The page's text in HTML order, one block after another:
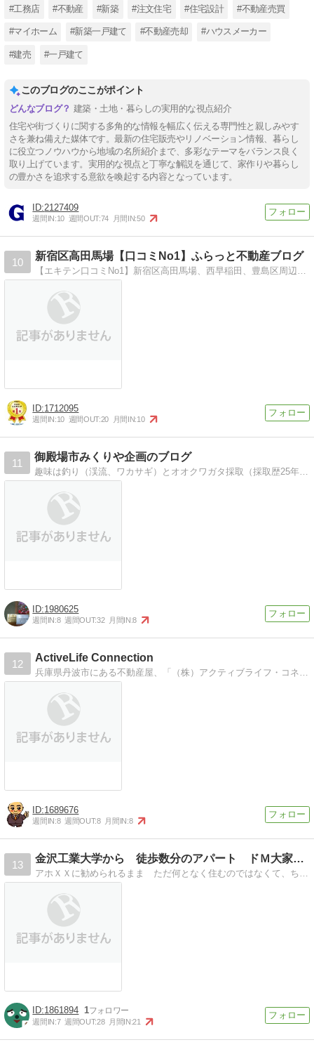
#工務店 #不動産 #新築 #注文住宅 #住宅設計 #不動産売買
#マイホーム #新築一戸建て #不動産売却 #ハウスメーカー
#建売 #一戸建て
このブログのここがポイント
建築・土地・暮らしの実用的な視点紹介
住宅や街づくりに関する多角的な情報を幅広く伝える専門性と親しみやす
さを兼ね備えた媒体です。最新の住宅販売やリノベーション情報、暮らし
に役立つノウハウから地域の名所紹介まで、多彩なテーマをバランス良く
取り上げています。実用的な視点と丁寧な解説を通じて、家作りや暮らし
の豊かさを追求する意欲を喚起する内容となっています。
2127409
週間IN:10 週間OUT:74 月間IN:50
10
新宿区高田馬場【口コミNo1】ふらっと不動産ブログ
1712095
週間IN:10 週間OUT:20 月間IN:10
11
御殿場市みくりや企画のブログ
趣味は釣り（渓流、ワカサギ）とオオクワガタ採取（採取歴25年）転職歴１０社以上の人生経験豊富な（？）店長のブログです。
1980625
週間IN:8 週間OUT:32 月間IN:8
12
ActiveLife Connection
1689676
週間IN:8 週間OUT:8 月間IN:8
13
金沢工業大学から 徒歩数分のアパート ドＭ大家のブログ
1861894 1
週間IN:7 週間OUT:28 月間IN:21